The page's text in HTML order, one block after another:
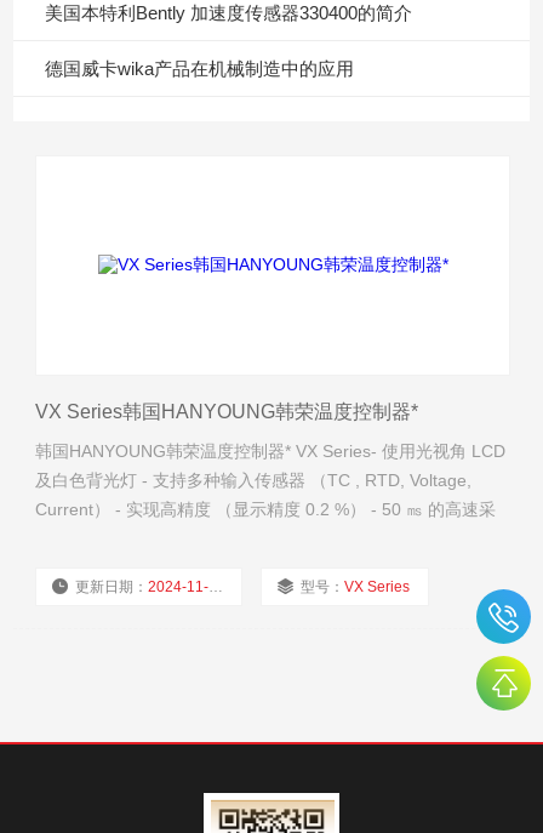
美国本特利Bently 加速度传感器330400的简介
德国威卡wika产品在机械制造中的应用
VX Series韩国HANYOUNG韩荣温度控制器*
韩国HANYOUNG韩荣温度控制器* VX Series- 使用光视角 LCD
及白色背光灯 - 支持多种输入传感器 （TC , RTD, Voltage,
Current） - 实现高精度 （显示精度 0.2 %） - 50 ㎳ 的高速采
更新日期：2024-11-19 型号：VX Series